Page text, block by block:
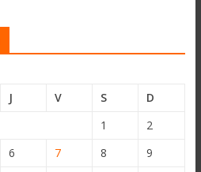
J V S
D
1
2
6 7 8
9